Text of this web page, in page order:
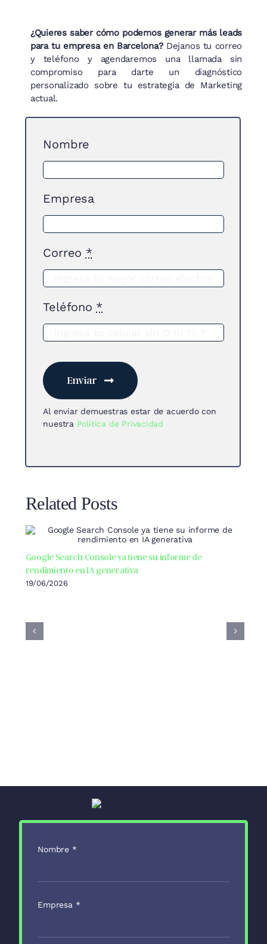
¿Quieres saber cómo podemos generar más leads
para tu empresa en Barcelona?Dejanos tu correo
y teléfono y agendaremos una llamada sin
compromiso para darte un diagnóstico
personalizado sobre tu estrategia de Marketing
actual.
Nombre
Empresa
Correo *
Teléfono *
Enviar
Al enviar demuestras estar de acuerdo con
nuestra Política de Privacidad
Related Posts
Google Search Console ya tiene su informe de
rendimiento en IA generativa
19/06/2026
Nombre *
Empresa *